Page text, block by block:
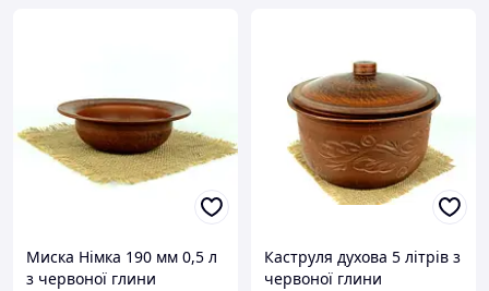
Миска Німка 190 мм 0,5 л
з червоної глини
Каструля духова 5 літрів з
червоної глини